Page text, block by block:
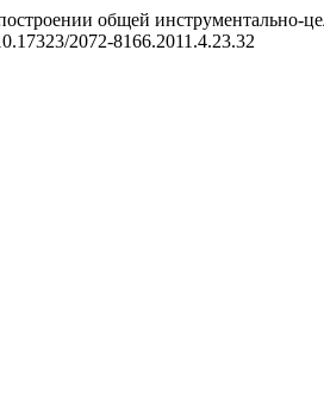
общей инструментально-
2072-8166.2011.4.23.32